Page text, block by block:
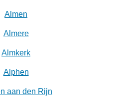
Almen
Almere
Almkerk
Alphen
aan den Rijn